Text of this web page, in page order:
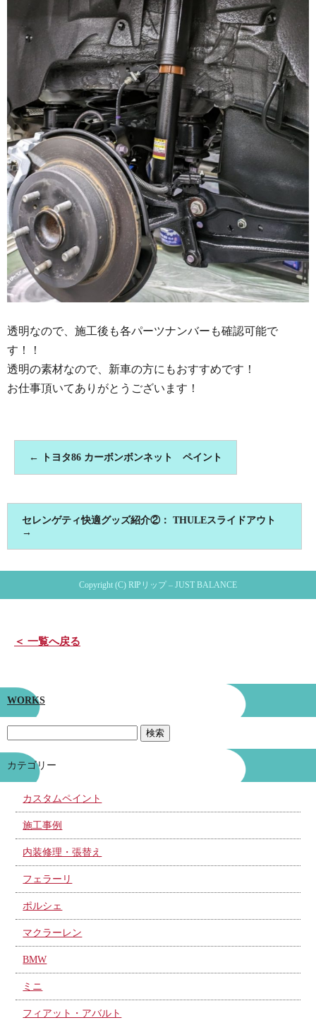
透明なので、施工後も各パーツナンバーも確認可能で
す！！
透明の素材なので、新車の方にもおすすめです！
お仕事頂いてありがとうございます！
← トヨタ86 カーボンボンネット ペイント
セレンゲティ快適グッズ紹介②： THULEスライドアウト
→
Copyright (C) RIPリップ – JUST BALANCE
＜ 一覧へ戻る
WORKS
カテゴリー
カスタムペイント
施工事例
内装修理・張替え
フェラーリ
ポルシェ
マクラーレン
BMW
ミニ
フィアット・アバルト